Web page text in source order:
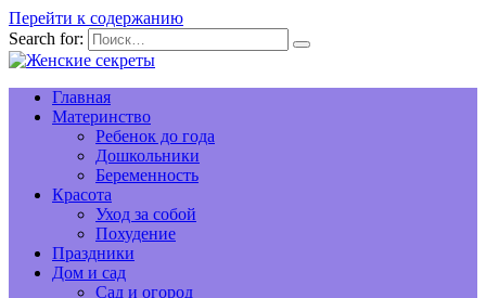
Перейти к содержанию
Search for:
Главная
Материнство
Ребенок до года
Дошкольники
Беременность
Красота
Уход за собой
Похудение
Праздники
Дом и сад
Сад и огород